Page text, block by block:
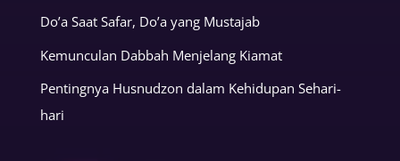
Do’a Saat Safar, Do’a yang Mustajab
Kemunculan Dabbah Menjelang Kiamat
Pentingnya Husnudzon dalam Kehidupan Sehari-
hari